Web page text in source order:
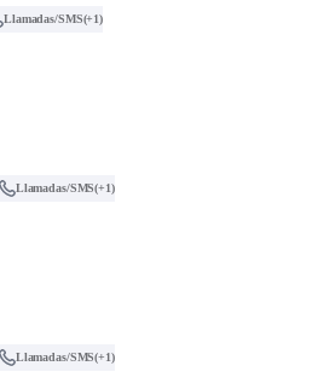
Llamadas/SMS(+1)
Llamadas/SMS(+1)
Llamadas/SMS(+1)